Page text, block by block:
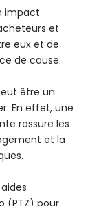
impact
et
eux et de
de cause.
être un
En effet, une
rassure les
et la